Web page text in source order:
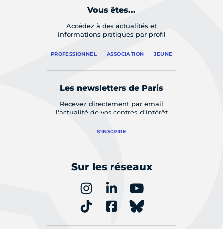
Vous êtes...
Accédez à des actualités et
informations pratiques par profil
PROFESSIONNEL ASSOCIATION JEUNE
Les newsletters de Paris
Recevez directement par email
l'actualité de vos centres d'intérêt
S'INSCRIRE
Sur les réseaux